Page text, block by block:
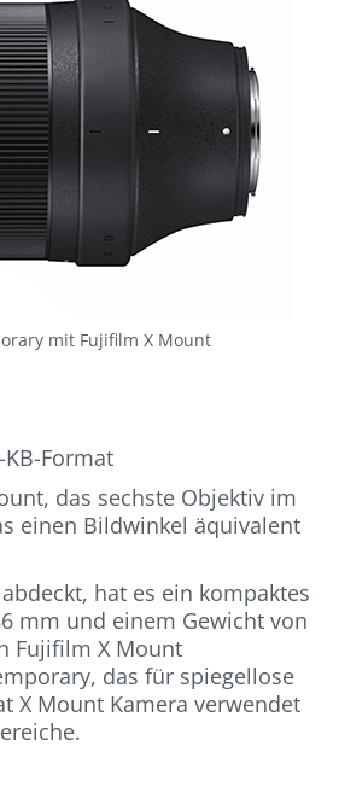
mit Fujifilm X Mount
Format
das sechste Objektiv im
einen Bildwinkel äquivalent
hat es ein kompaktes
mm und einem Gewicht von
Fujifilm X Mount
das für spiegellose
X Mount Kamera verwendet